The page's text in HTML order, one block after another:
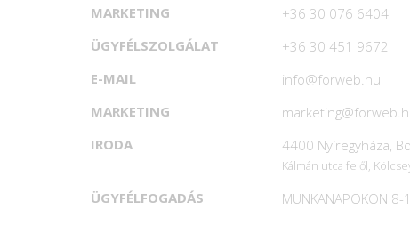
MARKETING
+36 30 076 6404
ÜGYFÉLSZOLGÁLAT
+36 30 451 9672
E-MAIL
info@forweb.hu
MARKETING
IRODA
4400 Nyíregyháza,
Kálmán utca felől,
ÜGYFÉLFOGADÁS MUNKANAPOKON 8-